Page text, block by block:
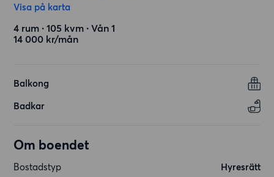
Visa på karta
4 rum ∙ 105 kvm ∙ Vån 1
14 000 kr/mån
Balkong
Badkar
Om boendet
Bostadstyp
Hyresrätt